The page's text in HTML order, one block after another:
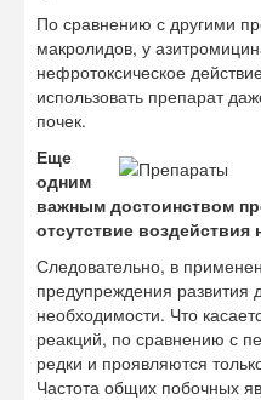
По сравнению с другими
макролидов, у
нефротоксическое
использовать препарат
почек.
Еще
одним
важным достоинством
отсутствие
Следовательно, в
предупреждения развития
необходимости. Что
реакций, по сравнению с
редки и проявляются
Частота общих побочных